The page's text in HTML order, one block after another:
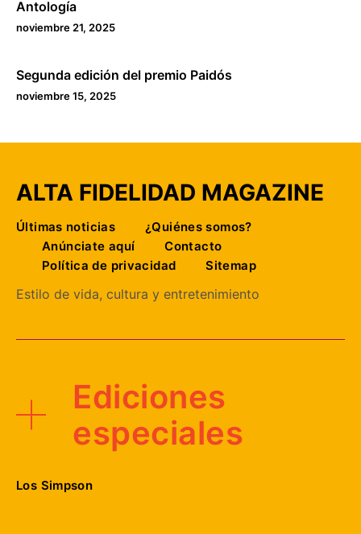
Antología
noviembre 21, 2025
Segunda edición del premio Paidós
noviembre 15, 2025
ALTA FIDELIDAD MAGAZINE
Últimas noticias
¿Quiénes somos?
Anúnciate aquí
Contacto
Política de privacidad
Sitemap
Estilo de vida, cultura y entretenimiento
Ediciones
especiales
Los Simpson